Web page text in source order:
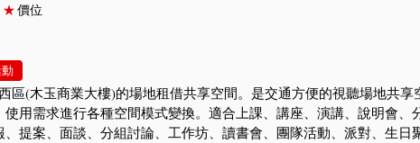
價位
區(木玉商業大樓)的場地租借共享空間。是交通方便的視聽場地共享
用需求進行各種空間模式變換。適合上課、講座、演講、說明會、
提案、面談、分組討論、工作坊、讀書會、團隊活動、派對、生日